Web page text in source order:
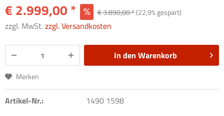
€ 2.999,00 *
€ 3.890,00 *(22,9% gespart)
zzgl. MwSt.zzgl. Versandkosten
In den Warenkorb
Merken
Artikel-Nr.: 1490 1598